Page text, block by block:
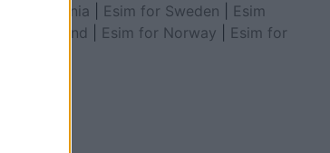
Macedonia
Esim for Sweden
Esim
for Finland
Esim for Norway
Esim for